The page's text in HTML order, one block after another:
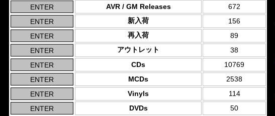
AVR / GM Releases
672
新入荷
156
再入荷
89
アウトレット
38
CDs
10769
MCDs
2538
Vinyls
114
DVDs
50